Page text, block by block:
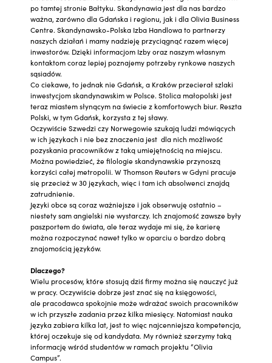
po tamtej stronie Bałtyku. Skandynawia jest dla nas bardzo
ważna, zarówno dla Gdańska i regionu, jak i dla Olivia Business
Centre. Skandynawsko-Polska Izba Handlowa to partnerzy
naszych działań i mamy nadzieję przyciągnąć razem więcej
inwestorów. Dzięki informacjom Izby oraz naszym własnym
kontaktom coraz lepiej poznajemy potrzeby rynkowe naszych
sąsiadów.
Co ciekawe, to jednak nie Gdańsk, a Kraków przecierał szlaki
inwestycjom skandynawskim w Polsce. Stolica małopolski jest
teraz miastem słynącym na świecie z komfortowych biur. Reszta
Polski, w tym Gdańsk, korzysta z tej sławy.
Oczywiście Szwedzi czy Norwegowie szukają ludzi mówiących
w ich językach i nie bez znaczenia jest dla nich możliwość
pozyskania pracowników z taką umiejętnością na miejscu.
Można powiedzieć, że filologie skandynawskie przynoszą
korzyści całej metropolii. W Thomson Reuters w Gdyni pracuje
się przecież w 30 językach, więc i tam ich absolwenci znajdą
zatrudnienie.
Języki obce są coraz ważniejsze i jak obserwuję ostatnio –
niestety sam angielski nie wystarczy. Ich znajomość zawsze były
paszportem do świata, ale teraz wydaje mi się, że karierę
można rozpoczynać nawet tylko w oparciu o bardzo dobrą
znajomością języków.
Dlaczego?
Wielu procesów, które stosują dziś firmy można się nauczyć już
w pracy. Oczywiście dobrze jest znać się na księgowości,
ale pracodawca spokojnie może wdrażać swoich pracowników
w ich przyszłe zadania przez kilka miesięcy. Natomiast nauka
języka zabiera kilka lat, jest to więc najcenniejsza kompetencja,
której oczekuje się od kandydata. My również szerzymy taką
informację wśród studentów w ramach projektu “Olivia
Campus”.